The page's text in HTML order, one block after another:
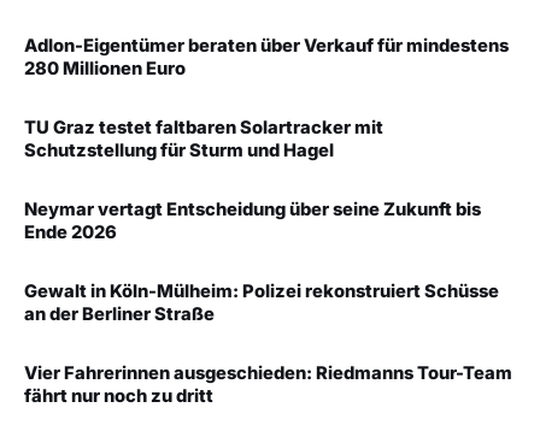
Adlon-Eigentümer beraten über Verkauf für mindestens
280 Millionen Euro
TU Graz testet faltbaren Solartracker mit
Schutzstellung für Sturm und Hagel
Neymar vertagt Entscheidung über seine Zukunft bis
Ende 2026
Gewalt in Köln-Mülheim: Polizei rekonstruiert Schüsse
an der Berliner Straße
Vier Fahrerinnen ausgeschieden: Riedmanns Tour-Team
fährt nur noch zu dritt